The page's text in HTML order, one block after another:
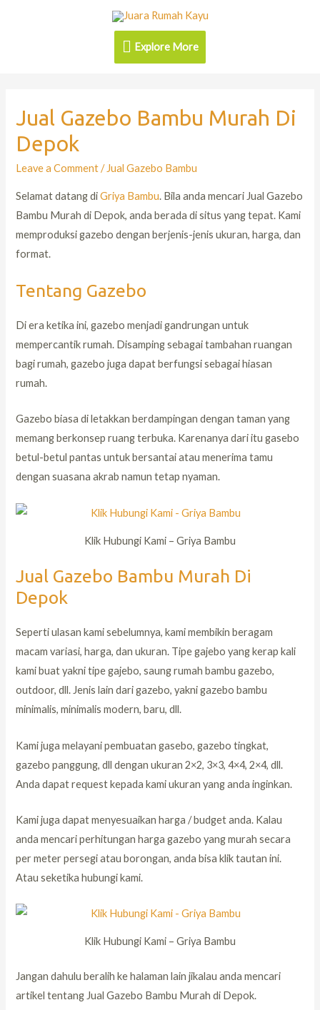
Explore More
Jual Gazebo Bambu Murah Di
Depok
Leave a Comment / Jual Gazebo Bambu
Selamat datang diGriya Bambu. Bila anda mencari Jual Gazebo
Bambu Murah di Depok, anda berada di situs yang tepat. Kami
memproduksi gazebo dengan berjenis-jenis ukuran, harga, dan
format.
Tentang Gazebo
Di era ketika ini, gazebo menjadi gandrungan untuk
mempercantik rumah. Disamping sebagai tambahan ruangan
bagi rumah, gazebo juga dapat berfungsi sebagai hiasan
rumah.
Gazebo biasa di letakkan berdampingan dengan taman yang
memang berkonsep ruang terbuka. Karenanya dari itu gasebo
betul-betul pantas untuk bersantai atau menerima tamu
dengan suasana akrab namun tetap nyaman.
Klik Hubungi Kami – Griya Bambu
Jual Gazebo Bambu Murah Di
Depok
Seperti ulasan kami sebelumnya, kami membikin beragam
macam variasi, harga, dan ukuran. Tipe gajebo yang kerap kali
kami buat yakni tipe gajebo, saung rumah bambu gazebo,
outdoor, dll. Jenis lain dari gazebo, yakni gazebo bambu
minimalis, minimalis modern, baru, dll.
Kami juga melayani pembuatan gasebo, gazebo tingkat,
gazebo panggung, dll dengan ukuran 2×2, 3×3, 4×4, 2×4, dll.
Anda dapat request kepada kami ukuran yang anda inginkan.
Kami juga dapat menyesuaikan harga / budget anda. Kalau
anda mencari perhitungan harga gazebo yang murah secara
per meter persegi atau borongan, anda bisa klik tautan ini.
Atau seketika hubungi kami.
Klik Hubungi Kami – Griya Bambu
Jangan dahulu beralih ke halaman lain jikalau anda mencari
artikel tentang Jual Gazebo Bambu Murah di Depok.